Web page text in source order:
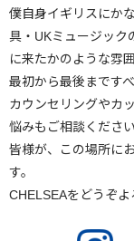
僕自身イギリスにか
具・UKミュージック
に来たかのような雰
最初から最後まです
カウンセリングやカ
悩みもご相談ください
皆様が、この場所に
す。
CHELSEAをどうぞよ